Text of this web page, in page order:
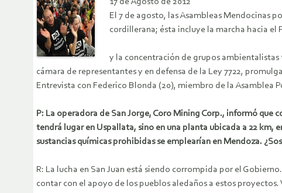
El 7 de agosto, las Asambleas Mendocinas
cordillerana; ésta incluye la marcha hacia el
y la concentración de grupos
cámara de representantes y en defensa de la Ley 7722,
Entrevista con Federico Blonda (20), miembro de la Asamblea
P: La operadora de San Jorge, Coro Mining Corp., informó que
tendrá lugar en Uspallata, sino en una planta ubicada a 22 km,
sustancias químicas prohibidas se emplearían en Mendoza.
R: La lucha en San Juan está siendo corrompida por el
contar con el apoyo de los pueblos aledaños a estos